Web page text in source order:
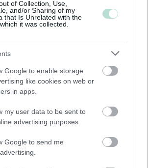
of Collection, Use,
and/or Sharing of my
that Is Unrelated with the
it was collected.
Google to enable storage
like cookies on web or
in apps.
my user data to be sent to
advertising purposes.
Google to send me
viestintä
toiminta
ilmoitukset verottajalle ja